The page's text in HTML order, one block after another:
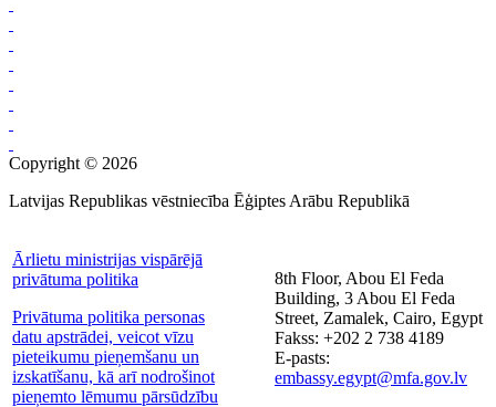
Copyright © 2026
Latvijas Republikas vēstniecība Ēģiptes Arābu Republikā
Ārlietu ministrijas vispārējā
privātuma politika
Privātuma politika personas
datu apstrādei, veicot vīzu
pieteikumu pieņemšanu un
izskatīšanu, kā arī nodrošinot
pieņemto lēmumu pārsūdzību
8th Floor, Abou El Feda
Building, 3 Abou El Feda
Street, Zamalek, Cairo, Egypt
Fakss: +202 2 738 4189
E-pasts:
embassy.egypt@mfa.gov.lv